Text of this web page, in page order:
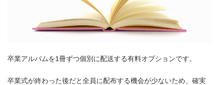
卒業アルバムを1冊ずつ個別に配送する有料オプションです。
卒業式が終わった後だと全員に配布する機会が少ないため、確実